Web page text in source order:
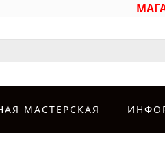
МАСТЕРСКАЯ